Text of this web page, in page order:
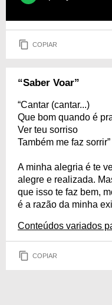
COPIAR
“Saber Voar”
“Cantar (cantar...)
Que bom quando é
Ver teu sorriso
Também me faz sorrir”
A minha alegria é te
alegre e realizada.
que isso te faz bem,
é a razão da minha
Conteúdos variados
COPIAR